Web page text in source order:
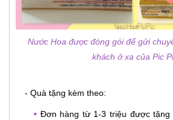
Nước Hoa được đóng gói để gửi
khách ở xa của Pic
- Quà tặng kèm theo:
• Đơn hàng từ 1-3 triệu được tặng